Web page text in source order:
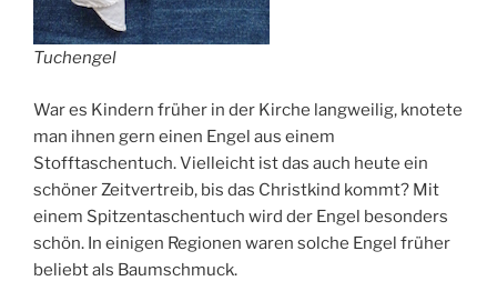
Tuchengel
War es Kindern früher in der Kirche langweilig, knotete
man ihnen gern einen Engel aus einem
Stofftaschentuch. Vielleicht ist das auch heute ein
schöner Zeitvertreib, bis das Christkind kommt? Mit
einem Spitzentaschentuch wird der Engel besonders
schön. In einigen Regionen waren solche Engel früher
beliebt als Baumschmuck.